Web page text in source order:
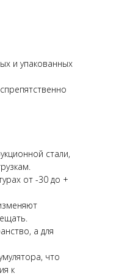
и упакованных
стали,
от -30 до +
а для
что
к